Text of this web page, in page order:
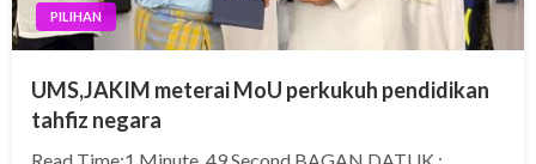
PILIHAN
UMS,JAKIM meterai MoU perkukuh pendidikan
tahfiz negara
Read Time:1 Minute, 49 Second BAGAN DATUK :